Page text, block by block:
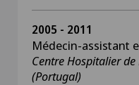
2005 - 2011
Médecin-assistant
Centre Hospitalier
(Portugal)